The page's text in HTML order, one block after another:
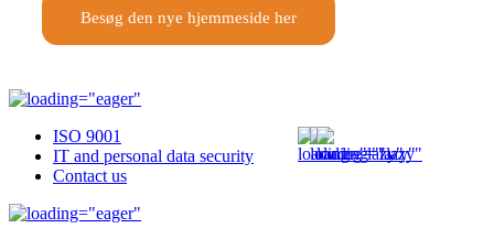
Besøg den nye hjemmeside her
ISO 9001
IT and personal data security
Contact us